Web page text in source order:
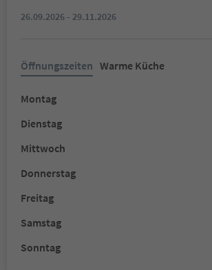
26.09.2026 - 29.11.2026
Öffnungszeiten Warme Küche
Montag
Dienstag
Mittwoch
Donnerstag
Freitag
Samstag
Sonntag